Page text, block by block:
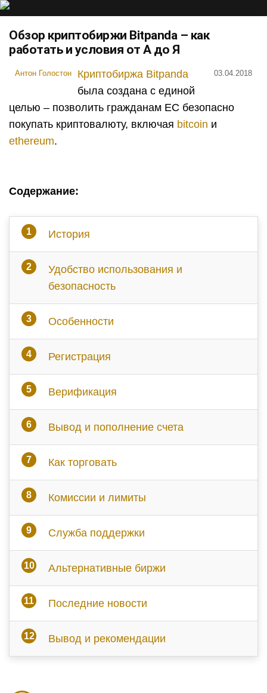
Обзор криптобиржи Bitpanda – как
работать и условия от А до Я
Антон Голостон 03.04.2018
Криптобиржа Bitpanda
была создана с единой
целью – позволить гражданам ЕС безопасно
покупать криптовалюту, включая bitcoin и
ethereum.
Содержание:
История
Удобство использования и
безопасность
Особенности
Регистрация
Верификация
Вывод и пополнение счета
Как торговать
Комиссии и лимиты
Служба поддержки
Альтернативные биржи
Последние новости
Вывод и рекомендации